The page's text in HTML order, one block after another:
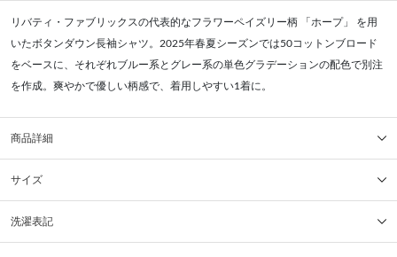
リバティ・ファブリックスの代表的なフラワーペイズリー柄 「ホープ」 を用
いたボタンダウン長袖シャツ。2025年春夏シーズンでは50コットンブロード
をベースに、それぞれブルー系とグレー系の単色グラデーションの配色で別注
を作成。爽やかで優しい柄感で、着用しやすい1着に。
商品詳細
サイズ
洗濯表記